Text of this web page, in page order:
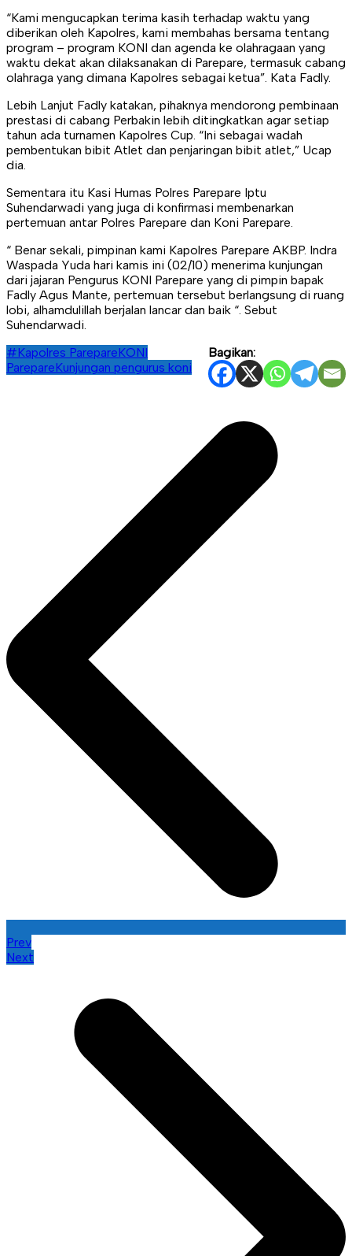
“Kami mengucapkan terima kasih terhadap waktu yang
diberikan oleh Kapolres, kami membahas bersama tentang
program – program KONI dan agenda ke olahragaan yang
waktu dekat akan dilaksanakan di Parepare, termasuk cabang
olahraga yang dimana Kapolres sebagai ketua”. Kata Fadly.
Lebih Lanjut Fadly katakan, pihaknya mendorong pembinaan
prestasi di cabang Perbakin lebih ditingkatkan agar setiap
tahun ada turnamen Kapolres Cup. “Ini sebagai wadah
pembentukan bibit Atlet dan penjaringan bibit atlet,” Ucap
dia.
Sementara itu Kasi Humas Polres Parepare Iptu
Suhendarwadi yang juga di konfirmasi membenarkan
pertemuan antar Polres Parepare dan Koni Parepare.
“ Benar sekali, pimpinan kami Kapolres Parepare AKBP. Indra
Waspada Yuda hari kamis ini (02/10) menerima kunjungan
dari jajaran Pengurus KONI Parepare yang di pimpin bapak
Fadly Agus Mante, pertemuan tersebut berlangsung di ruang
lobi, alhamdulillah berjalan lancar dan baik “. Sebut
Suhendarwadi.
Bagikan:
#Kapolres ParepareKONI
ParepareKunjungan pengurus koni
Prev
Next